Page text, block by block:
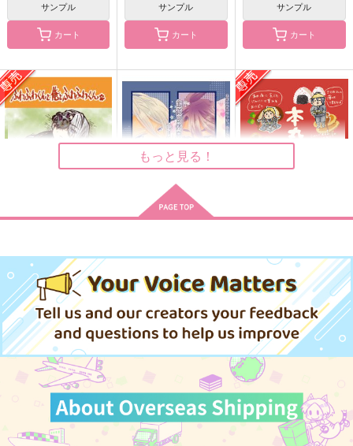
歌仙兼定はだいたい厨
にいる 18膳目
茶碗飯
787円（税込）
あなたの声で世界が廻
る
愛逢月
944円（税込）
大倶利伽羅×歌仙兼定
作品詳細
ウワサのフタリ
蒼に彩
472円（税込）
スグリ×アオイ
兼定の先輩くん
茶碗飯
誉ご褒美
dream leaf
続 落ち込む審神者が
おりまして
サンプル
カート
サンプル
カート
サンプル
カート
わふわくん
鮫型手榴弾
専売 440 円（税込）
刀剣乱舞
山姥切長義
小夜左文字
サンプル
カート
ームキーのご準備を
蒼月の箱庭
1,320
刀剣乱舞
刀剣男士×審神者
サンプル
みくちん本丸
専売 944円（税込）
刀剣乱舞
燭台切光忠
歌仙兼定
サンプル
もっと見る！